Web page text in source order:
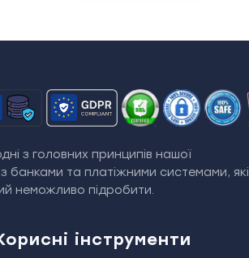
з головних принципів нашої
банками та платіжними системами, які
неможливо підробити.
інструменти